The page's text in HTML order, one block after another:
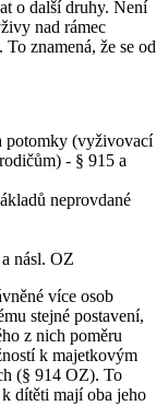
o další druhy. Není
nad rámec
znamená, že se od
potomky (vyživovací
- § 915 a
neprovdané
násl. OZ
více osob
stejné postavení,
z nich poměru
k majetkovým
(§ 914 OZ). To
dítěti mají oba jeho